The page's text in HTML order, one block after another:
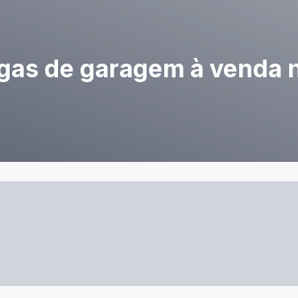
de garagem à venda